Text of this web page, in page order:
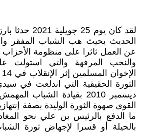
لقد كان يوم 25
الحديث بحيث هب الشباب المفقر
عن العمل ثائرا على منظومة الأحزاب
والنخب المرفهة والتي استولت
ديسمبر 2010 بقيادة
القوى صهوة الثورة الوليدة بصفة
ما الدفع بالرئيس بن علي نحو
بالحيلة أو قسرا لإجهاض ثورة